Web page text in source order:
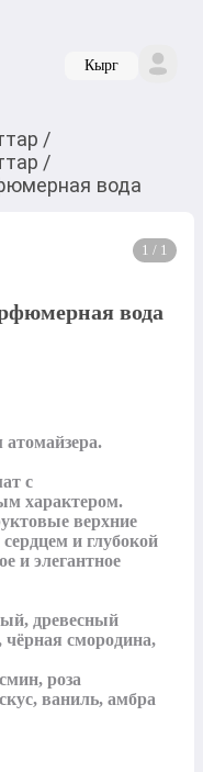
Кырг
/
/
вода
1 / 1
вода
атомайзера.
с
характером.
верхние
и глубокой
и элегантное
древесный
чёрная смородина,
роза
ваниль, амбра